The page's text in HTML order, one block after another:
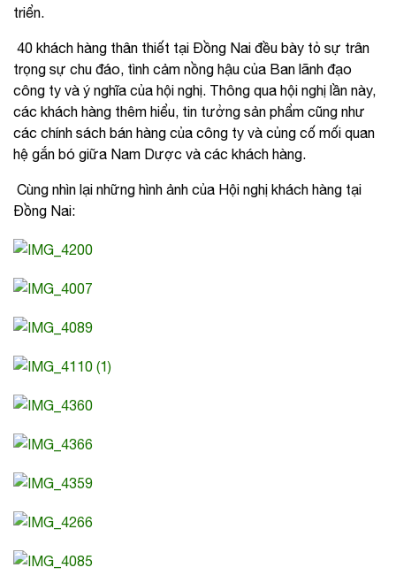
triển.
40 khách hàng thân thiết tại Đồng Nai đều bày tỏ sự trân
trọng sự chu đáo, tình cảm nồng hậu của Ban lãnh đạo
công ty và ý nghĩa của hội nghị. Thông qua hội nghị lần này,
các khách hàng thêm hiểu, tin tưởng sản phẩm cũng như
các chính sách bán hàng của công ty và củng cố mối quan
hệ gắn bó giữa Nam Dược và các khách hàng.
Cùng nhìn lại những hình ảnh của Hội nghị khách hàng tại
Đồng Nai: